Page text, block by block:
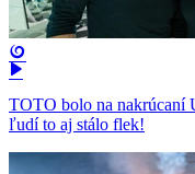
TOTO bolo na nakrúcaní
ľudí to aj stálo flek!